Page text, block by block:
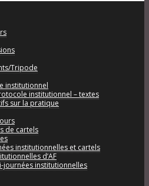
Tripode
institutionnel
institutionnel – textes
sur la pratique
de cartels
institutionnelles et cartels
d’AF
journées institutionnelles